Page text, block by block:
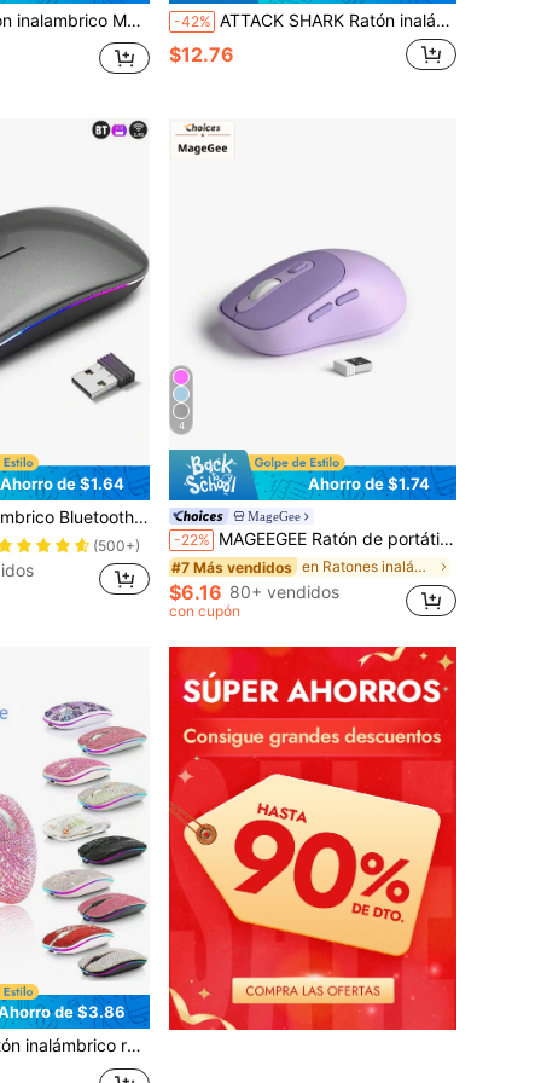
patrón con oreja de gato en forma de , adecuado para , PC , portátiles , , café marrón -42% ATTACK SHARK Ratón inalámbrico para juegos AJAZZ NJ08 de triple modo, 1000Hz 70g de peso ligero, ergonómico de tamaño medio-grande, 12800 DPI ajustable en 6 niveles, Bluetooth/2.4G/USB-C, recargable RGB para portátil
$12.76
Ahorro de $1.64
5.2 y USB) con luz LED - Portátil, adecuado para portátiles, ordenadores de escritorio y tabletas
(500+)
4
Ahorro de $1.74
MageGee
-22% MAGEEGEE Ratón de portátil 2.4G con receptor USB, ratón de viaje ultra delgado, compatible con Macbook Air/Pro, portátil, tableta, computadora, PC
#7 Más vendidos en Ratones inalámbricos
$6.16 80+ vendidos
con cupón
de $3.86
+ 5.2GHz, superficie con cristales de rhinestone incrustados, ratón inalámbrico exquisitamente brillante, regalo ideal para ella